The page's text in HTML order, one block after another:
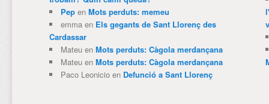
Pepen Mots perduts: memeu
emmaen Els gegants de Sant Llorenç des
Cardassar
Mateuen Mots perduts: Càgola merdançana
Mateuen Mots perduts: Càgola merdançana
Paco Leonicioen Defunció a Sant Llorenç